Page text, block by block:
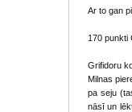
Ar to gan
170 punkti
Grifidoru
Milnas
pa seju
nāsī un